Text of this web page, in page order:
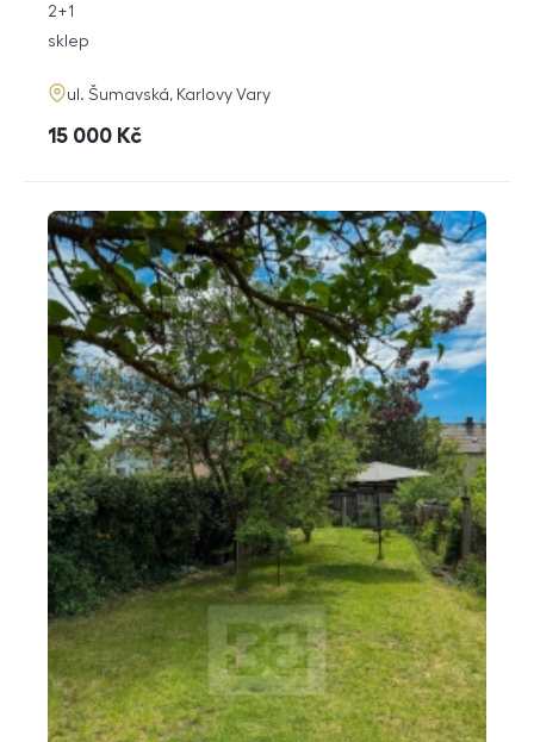
rozměry
dispozice
2+1
funkce
sklep
adresa
ul. Šumavská, Karlovy Vary
cena
15 000 Kč